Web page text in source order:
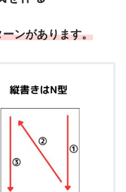
ンがあります。